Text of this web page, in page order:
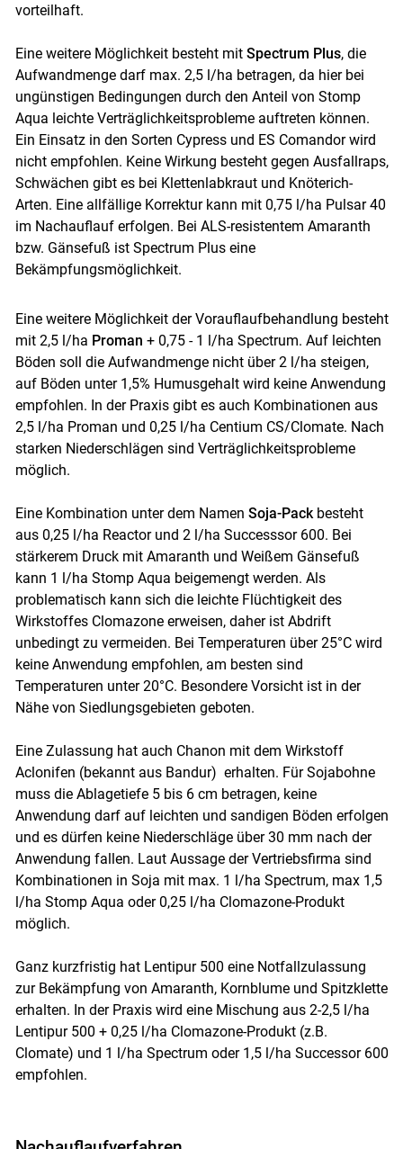
vorteilhaft.
Eine weitere Möglichkeit besteht mit Spectrum Plus, die
Aufwandmenge darf max. 2,5 l/ha betragen, da hier bei
ungünstigen Bedingungen durch den Anteil von Stomp
Aqua leichte Verträglichkeitsprobleme auftreten können.
Ein Einsatz in den Sorten Cypress und ES Comandor wird
nicht empfohlen. Keine Wirkung besteht gegen Ausfallraps,
Schwächen gibt es bei Klettenlabkraut und Knöterich-
Arten. Eine allfällige Korrektur kann mit 0,75 l/ha Pulsar 40
im Nachauflauf erfolgen. Bei ALS-resistentem Amaranth
bzw. Gänsefuß ist Spectrum Plus eine
Bekämpfungsmöglichkeit.
Eine weitere Möglichkeit der Vorauflaufbehandlung besteht
mit 2,5 l/ha Proman + 0,75 - 1 l/ha Spectrum. Auf leichten
Böden soll die Aufwandmenge nicht über 2 l/ha steigen,
auf Böden unter 1,5% Humusgehalt wird keine Anwendung
empfohlen. In der Praxis gibt es auch Kombinationen aus
2,5 l/ha Proman und 0,25 l/ha Centium CS/Clomate. Nach
starken Niederschlägen sind Verträglichkeitsprobleme
möglich.
Eine Kombination unter dem Namen Soja-Packbesteht
aus 0,25 l/ha Reactor und 2 l/ha Successsor 600. Bei
stärkerem Druck mit Amaranth und Weißem Gänsefuß
kann 1 l/ha Stomp Aqua beigemengt werden. Als
problematisch kann sich die leichte Flüchtigkeit des
Wirkstoffes Clomazone erweisen, daher ist Abdrift
unbedingt zu vermeiden. Bei Temperaturen über 25°C wird
keine Anwendung empfohlen, am besten sind
Temperaturen unter 20°C. Besondere Vorsicht ist in der
Nähe von Siedlungsgebieten geboten.
Eine Zulassung hat auch Chanon mit dem Wirkstoff
Aclonifen (bekannt aus Bandur) erhalten. Für Sojabohne
muss die Ablagetiefe 5 bis 6 cm betragen, keine
Anwendung darf auf leichten und sandigen Böden erfolgen
und es dürfen keine Niederschläge über 30 mm nach der
Anwendung fallen. Laut Aussage der Vertriebsfirma sind
Kombinationen in Soja mit max. 1 l/ha Spectrum, max 1,5
l/ha Stomp Aqua oder 0,25 l/ha Clomazone-Produkt
möglich.
Ganz kurzfristig hat Lentipur 500 eine Notfallzulassung
zur Bekämpfung von Amaranth, Kornblume und Spitzklette
erhalten. In der Praxis wird eine Mischung aus 2-2,5 l/ha
Lentipur 500 + 0,25 l/ha Clomazone-Produkt (z.B.
Clomate) und 1 l/ha Spectrum oder 1,5 l/ha Successor 600
empfohlen.